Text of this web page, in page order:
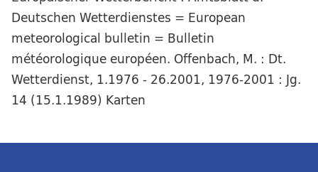
Deutschen Wetterdienstes = European
meteorological bulletin = Bulletin
météorologique européen. Offenbach, M. : Dt.
Wetterdienst, 1.1976 - 26.2001, 1976-2001 : Jg.
14 (15.1.1989) Karten